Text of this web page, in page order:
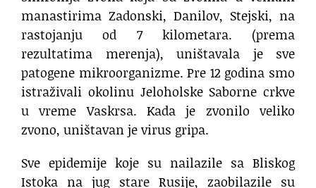
manastirima Zadonski, Danilov, Stejski, na
rastojanju od 7 kilometara. (prema
rezultatima merenja), uništavala je sve
patogene mikroorganizme. Pre 12 godina smo
istraživali okolinu Jeloholske Saborne crkve
u vreme Vaskrsa. Kada je zvonilo veliko
zvono, uništavan je virus gripa.
Sve epidemije koje su nailazile sa Bliskog
Istoka na jug stare Rusije, zaobilazile su